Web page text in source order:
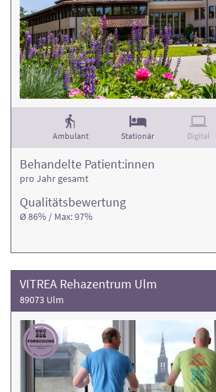
Ambulant Stationär Digital
Qualitäts­bewertung
Ø 86% / Max: 97%
Behandelte Patient:innen
pro Jahr gesamt
VITREA Rehazentrum Ulm
89073 Ulm